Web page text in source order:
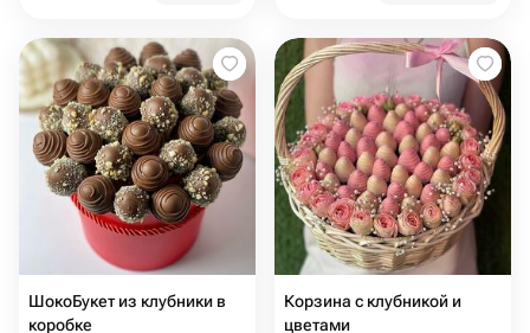
ШокоБукет из клубники в
коробке
Корзина с клубникой и
цветами